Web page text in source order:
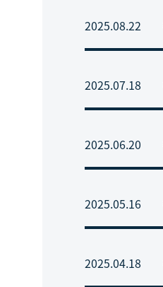
2025.08.22
2025.07.18
2025.06.20
2025.05.16
2025.04.18